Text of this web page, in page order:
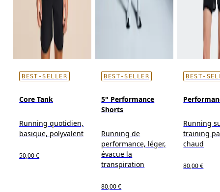
BEST-SELLER
Core Tank
Running quotidien,
basique, polyvalent
50,00 €
BEST-SELLER
5" Performance
Shorts
Running de
performance, léger,
évacue la
transpiration
80,00 €
BEST-
Running
training
chaud
80,00 €